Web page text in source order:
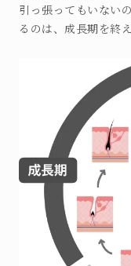
引っ張ってもいない
るのは、成長期を終